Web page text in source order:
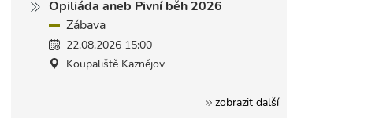
Opiliáda aneb Pivní běh 2026
Zábava
22.08.2026 15:00
Koupaliště Kaznějov
zobrazit další